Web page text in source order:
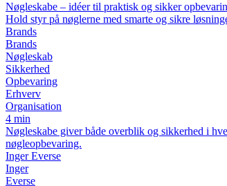
Nøgleskabe – idéer til praktisk og sikker
Hold styr på nøglerne med smarte og sikre
Brands
Brands
Nøgleskab
Sikkerhed
Opbevaring
Erhverv
Organisation
4 min
Nøgleskabe giver både overblik og sikkerhed i
nøgleopbevaring.
Inger Everse
Inger
Everse